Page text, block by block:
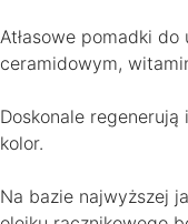
Atłasowe pomadki
ceramidowym,
Doskonale
kolor.
Na bazie najwyższej